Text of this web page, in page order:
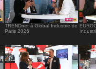
TRENDnet à Global Industrie de
Paris 2026